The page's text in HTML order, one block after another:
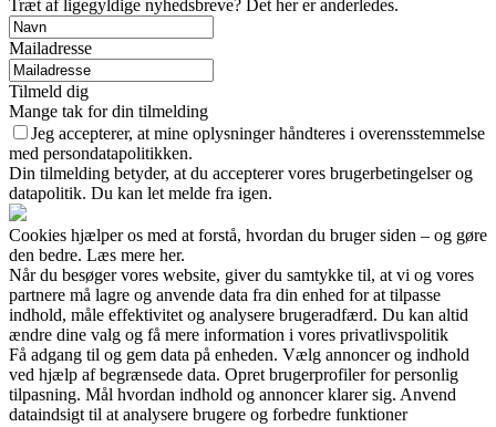
Træt af ligegyldige nyhedsbreve? Det her er anderledes.
Mailadresse
Tilmeld dig
Mange tak for din tilmelding
Jeg accepterer, at mine oplysninger håndteres i overensstemmelse
med persondatapolitikken.
Din tilmelding betyder, at du accepterer vores brugerbetingelser og
datapolitik. Du kan let melde fra igen.
Cookies hjælper os med at forstå, hvordan du bruger siden – og gøre
den bedre. Læs mere her.
Når du besøger vores website, giver du samtykke til, at vi og vores
partnere må lagre og anvende data fra din enhed for at tilpasse
indhold, måle effektivitet og analysere brugeradfærd. Du kan altid
ændre dine valg og få mere information i vores privatlivspolitik
Få adgang til og gem data på enheden. Vælg annoncer og indhold
ved hjælp af begrænsede data. Opret brugerprofiler for personlig
tilpasning. Mål hvordan indhold og annoncer klarer sig. Anvend
dataindsigt til at analysere brugere og forbedre funktioner